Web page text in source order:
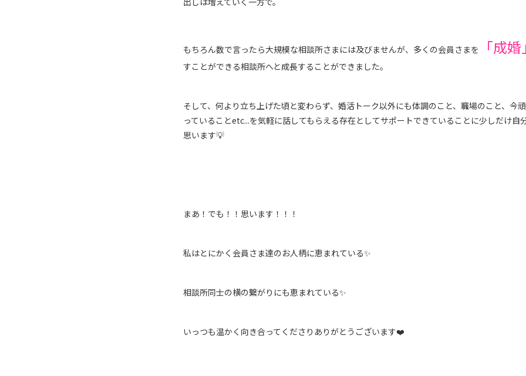
もちろん数で言ったら大規模な相談所さまには及びませんが、多くの会員さまを 「成婚」
すことができる相談所へと成長することができました。
そして、何より立ち上げた頃と変わらず、婚活トーク以外にも体調のこと、職場のこと、今
っていることetc...を気軽に話してもらえる存在としてサポートできていることに少しだけ自
思います💡
まあ！でも！！思います！！！
私はとにかく会員さま達のお人柄に恵まれている✨
相談所同士の横の繋がりにも恵まれている✨
いっつも温かく向き合ってくださりありがとうございます❤️